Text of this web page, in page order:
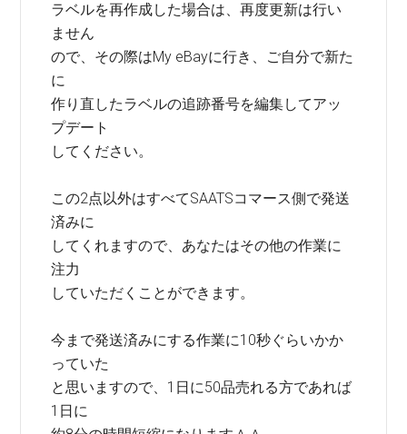
ラベルを再作成した場合は、再度更新は行い
ません
ので、その際はMy eBayに行き、ご自分で新た
に
作り直したラベルの追跡番号を編集してアッ
プデート
してください。
この2点以外はすべてSAATSコマース側で発送
済みに
してくれますので、あなたはその他の作業に
注力
していただくことができます。
今まで発送済みにする作業に10秒ぐらいかか
っていた
と思いますので、1日に50品売れる方であれば
1日に